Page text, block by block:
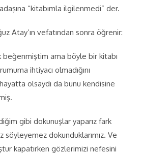
“kitabımla ilgilenmedi” der.
Atay’ın vefatından sonra öğrenir:
beğenmiştim ama böyle bir kitabı
ihtiyacı olmadığını
olsaydı da bunu kendisine
gibi dokunuşlar yaparız fark
dokunduklarımız. Ve
kapatırken gözlerimizi nefesini